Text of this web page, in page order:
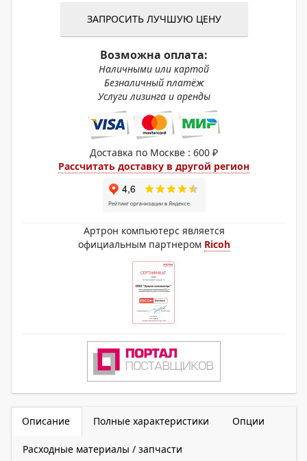
ЗАПРОСИТЬ ЛУЧШУЮ ЦЕНУ
Возможна оплата:
Наличными или картой
Безналичный платёж
Услуги лизинга и аренды
Доставка по Москве : 600 ₽
Рассчитать доставку в другой регион
Артрон компьютерс является
официальным партнером Ricoh
Описание Полные характеристики Опции
Расходные материалы / запчасти